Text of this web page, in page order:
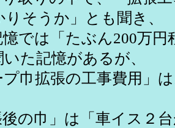
そうか」とも聞き、
は「たぶん200万円
た記憶があるが、
拡張の工事費用」は
巾」は「車イス２台